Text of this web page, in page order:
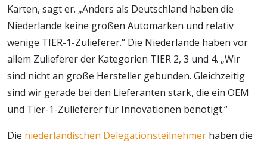
Karten, sagt er. „Anders als Deutschland haben die
Niederlande keine großen Automarken und relativ
wenige TIER-1-Zulieferer.“ Die Niederlande haben vor
allem Zulieferer der Kategorien TIER 2, 3 und 4. „Wir
sind nicht an große Hersteller gebunden. Gleichzeitig
sind wir gerade bei den Lieferanten stark, die ein OEM
und Tier-1-Zulieferer für Innovationen benötigt.“
Die niederländischen Delegationsteilnehmer haben die